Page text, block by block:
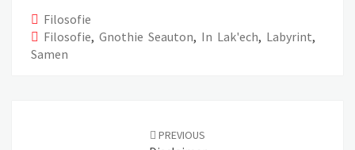
Filosofie
Filosofie, Gnothie Seauton, In Lak'ech, Labyrint,
Samen
PREVIOUS